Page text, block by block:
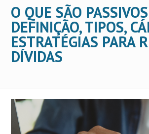
O QUE SÃO
DEFINIÇÃO, TIPOS,
ESTRATÉGIAS PARA
DÍVIDAS